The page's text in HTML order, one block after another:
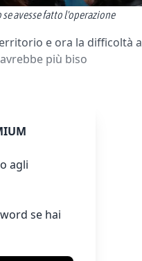
avesse fatto l'operazione
e ora la difficoltà a
più biso
agli
se hai